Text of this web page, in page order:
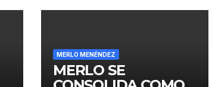
MERLO MENÉNDEZ
MERLO SE